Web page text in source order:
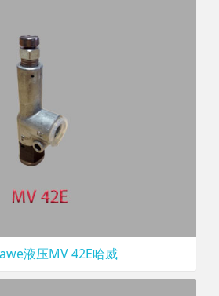
液压MV 42E哈威